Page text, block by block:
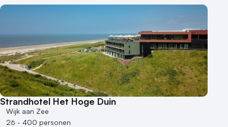
Kasteel en landgoed
Kleine / intieme locatie
Locaties aan zee
Museum
Theater
Varende locatie
Strandhotel Het Hoge Duin
Wijk aan Zee
26 - 400 personen